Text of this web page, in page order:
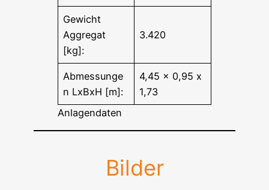
Gewicht
Aggregat
[kg]:
3.420
Abmessunge
n LxBxH [m]:
4,45 x 0,95 x
1,73
Anlagendaten
Bilder